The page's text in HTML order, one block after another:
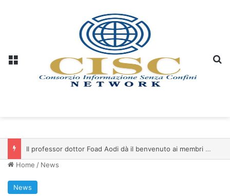
Il professor dottor Foad Aodi dà il benvenuto ai membri del Comitato per le Scienze delle Piramidi e le Scienze Archeologiche…
Home / News
News